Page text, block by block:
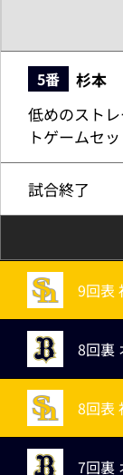
5番 杉本
低めのスト
トゲームセ
試合終了
9回表
8回裏
8回表
7回裏